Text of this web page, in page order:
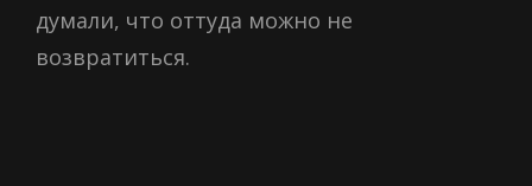
думали, что оттуда можно не
возвратиться.